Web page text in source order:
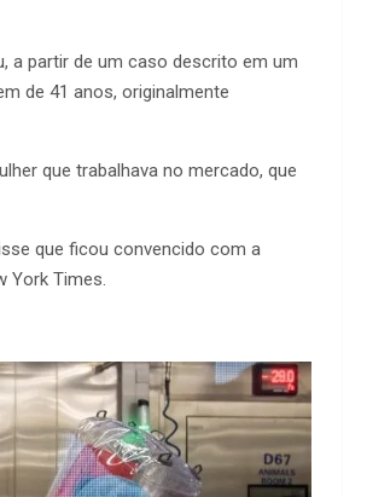
a partir de um caso descrito em um
de 41 anos, originalmente
que trabalhava no mercado, que
que ficou convencido com a
York Times.